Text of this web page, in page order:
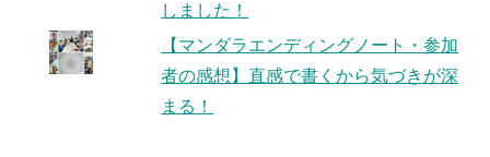
しました！
【マンダラエンディングノート・参加
者の感想】直感で書くから気づきが深
まる！